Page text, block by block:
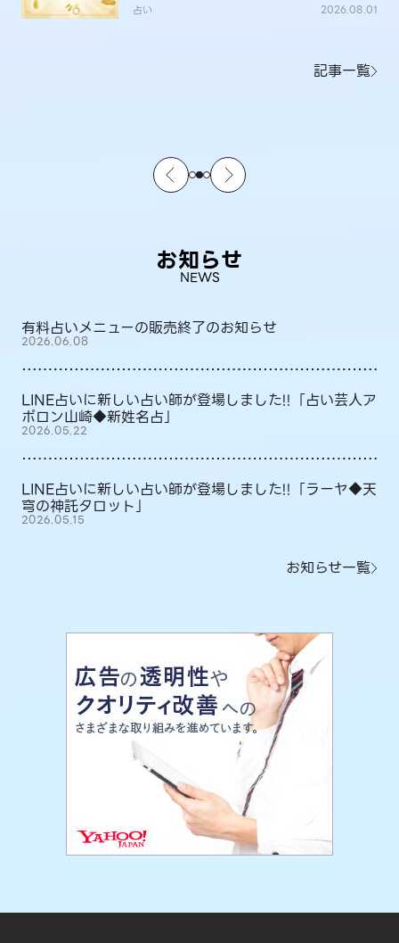
占い 2026.08.01
記事一覧
お知らせ
NEWS
有料占いメニューの販売終了のお知らせ
2026.06.08
LINE占いに新しい占い師が登場しました!!「占い芸人ア
ポロン山崎◆新姓名占」
2026.05.22
LINE占いに新しい占い師が登場しました!!「ラーヤ◆天
穹の神託タロット」
2026.05.15
お知らせ一覧